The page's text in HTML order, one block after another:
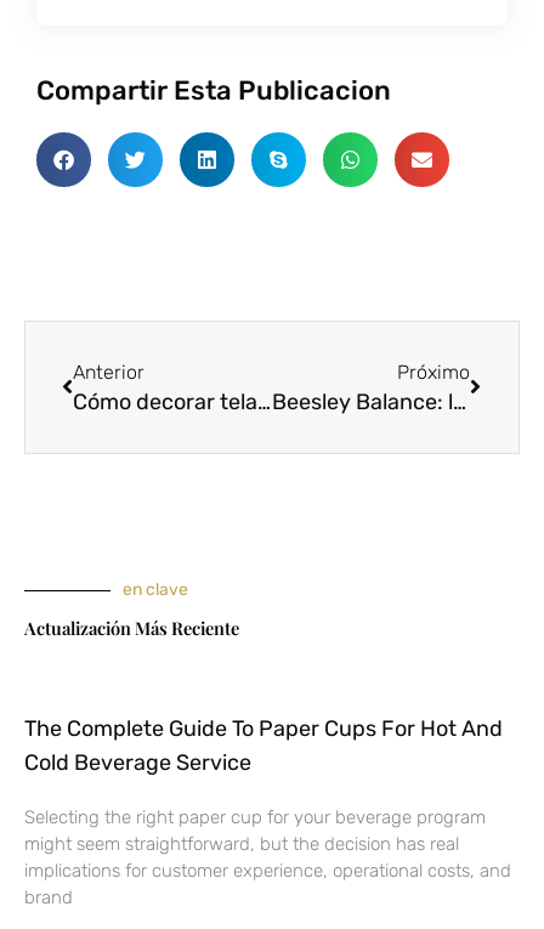
Compartir Esta Publicacion
Anterior
Cómo decorar telas con diferentes técnicas de resistencia
Próximo
Beesley Balance: la mejor herramienta para concluir las propiedades del textil
en clave
Actualización Más Reciente
The Complete Guide To Paper Cups For Hot And
Cold Beverage Service
Selecting the right paper cup for your beverage program
might seem straightforward, but the decision has real
implications for customer experience, operational costs, and
brand